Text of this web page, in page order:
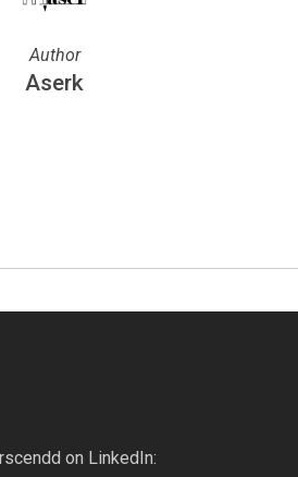
Author
Aserk
on LinkedIn: